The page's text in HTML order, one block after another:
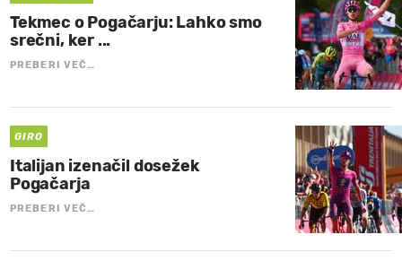
Tekmec o Pogačarju: Lahko smo
srečni, ker ...
PREBERI VEČ…
GIRO
Italijan izenačil dosežek
Pogačarja
PREBERI VEČ…